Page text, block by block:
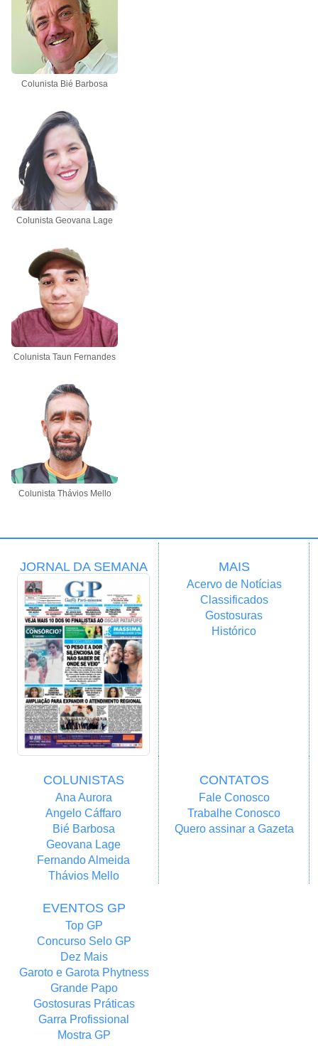
Colunista Bié Barbosa
Colunista Geovana Lage
Colunista Taun Fernandes
Colunista Thávios Mello
JORNAL DA SEMANA MAIS
Acervo de Notícias
Classificados
Gostosuras
Histórico
COLUNISTAS
Ana Aurora
Angelo Cáffaro
Bié Barbosa
Geovana Lage
Fernando Almeida
Thávios Mello
CONTATOS
Fale Conosco
Trabalhe Conosco
Quero assinar a Gazeta
EVENTOS GP
Top GP
Concurso Selo GP
Dez Mais
Garoto e Garota Phytness
Grande Papo
Gostosuras Práticas
Garra Profissional
Mostra GP